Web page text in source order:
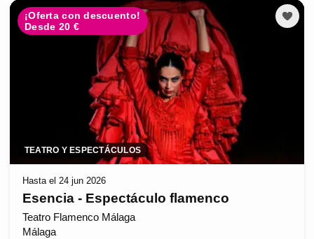
¡Oferta con descuento!
Desde 20 €
TEATRO Y ESPECTÁCULOS
Hasta el 24 jun 2026
Esencia - Espectáculo flamenco
Teatro Flamenco Málaga
Málaga